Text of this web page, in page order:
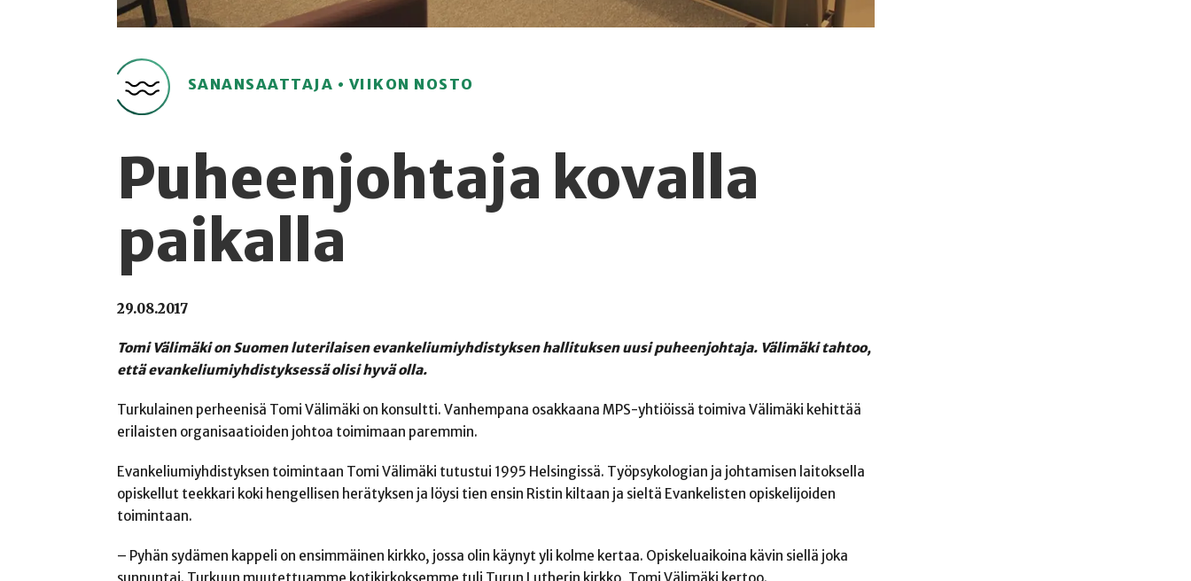
SANANSAATTAJA • VIIKON NOSTO
Puheenjohtaja kovalla
paikalla
29.08.2017
Tomi Välimäki on Suomen luterilaisen evankeliumiyhdistyksen hallituksen uusi puheenjohtaja. Välimäki tahtoo,
että evankeliumiyhdistyksessä olisi hyvä olla.
Turkulainen perheenisä Tomi Välimäki on konsultti. Vanhempana osakkaana MPS-yhtiöissä toimiva Välimäki kehittää
erilaisten organisaatioiden johtoa toimimaan paremmin.
Evankeliumiyhdistyksen toimintaan Tomi Välimäki tutustui 1995 Helsingissä. Työpsykologian ja johtamisen laitoksella
opiskellut teekkari koki hengellisen herätyksen ja löysi tien ensin Ristin kiltaan ja sieltä Evankelisten opiskelijoiden
toimintaan.
– Pyhän sydämen kappeli on ensimmäinen kirkko, jossa olin käynyt yli kolme kertaa. Opiskeluaikoina kävin siellä joka
sunnuntai. Turkuun muutettuamme kotikirkoksemme tuli Turun Lutherin kirkko, Tomi Välimäki kertoo.